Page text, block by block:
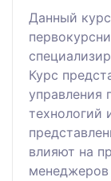
Данный
Курс
управления
технологий
влияют на
менеджеров